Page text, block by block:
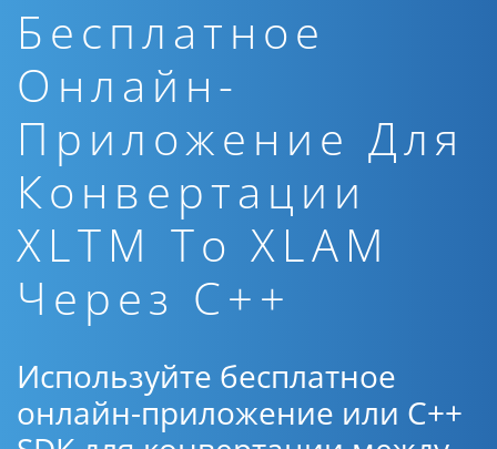
Бесплатное
Онлайн-
Приложение Для
Конвертации
XLTM To XLAM
Через C++
Используйте бесплатное
онлайн-приложение или C++